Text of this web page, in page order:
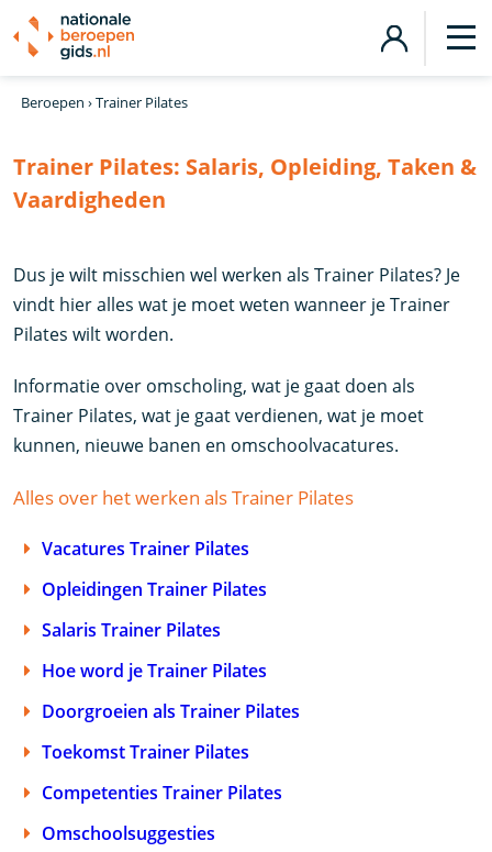
Beroepen ›Trainer Pilates
Trainer Pilates: Salaris, Opleiding, Taken &
Vaardigheden
Dus je wilt misschien wel werken als Trainer Pilates? Je
vindt hier alles wat je moet weten wanneer je Trainer
Pilates wilt worden.
Informatie over omscholing, wat je gaat doen als
Trainer Pilates, wat je gaat verdienen, wat je moet
kunnen, nieuwe banen en omschoolvacatures.
Alles over het werken als Trainer Pilates
Vacatures Trainer Pilates
Opleidingen Trainer Pilates
Salaris Trainer Pilates
Hoe word je Trainer Pilates
Doorgroeien als Trainer Pilates
Toekomst Trainer Pilates
Competenties Trainer Pilates
Omschoolsuggesties